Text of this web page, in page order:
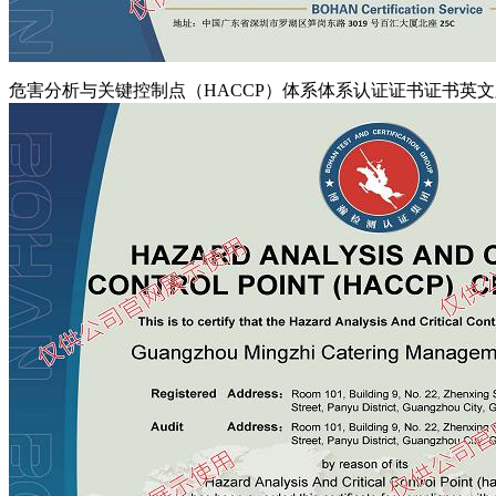
危害分析与关键控制点（HACCP）体系体系认证证书证书英